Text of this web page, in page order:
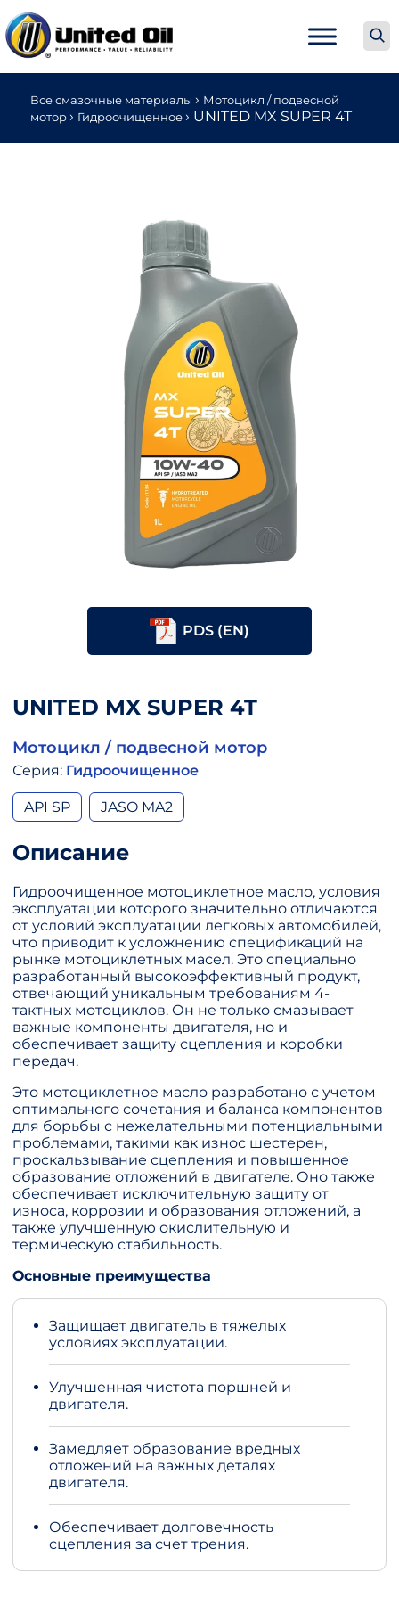
Все смазочные материалы› Мотоцикл / подвесной
мотор› Гидроочищенное› UNITED MX SUPER 4T
PDS (EN)
UNITED MX SUPER 4T
Мотоцикл / подвесной мотор
Серия: Гидроочищенное
API SP JASO MA2
Описание
Гидроочищенное мотоциклетное масло, условия
эксплуатации которого значительно отличаются
от условий эксплуатации легковых автомобилей,
что приводит к усложнению спецификаций на
рынке мотоциклетных масел. Это специально
разработанный высокоэффективный продукт,
отвечающий уникальным требованиям 4-
тактных мотоциклов. Он не только смазывает
важные компоненты двигателя, но и
обеспечивает защиту сцепления и коробки
передач.
Это мотоциклетное масло разработано с учетом
оптимального сочетания и баланса компонентов
для борьбы с нежелательными потенциальными
проблемами, такими как износ шестерен,
проскальзывание сцепления и повышенное
образование отложений в двигателе. Оно также
обеспечивает исключительную защиту от
износа, коррозии и образования отложений, а
также улучшенную окислительную и
термическую стабильность.
Основные преимущества
Защищает двигатель в тяжелых
условиях эксплуатации.
Улучшенная чистота поршней и
двигателя.
Замедляет образование вредных
отложений на важных деталях
двигателя.
Обеспечивает долговечность
сцепления за счет трения.